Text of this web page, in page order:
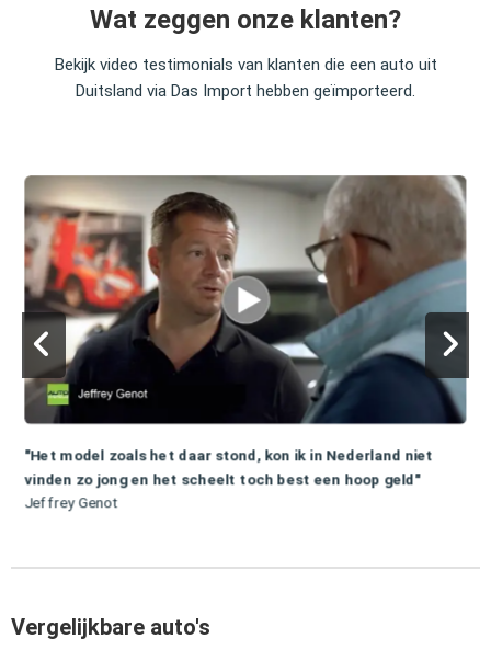
Wat zeggen onze klanten?
Bekijk video testimonials van klanten die een auto uit
Duitsland via Das Import hebben geïmporteerd.
"Het model zoals het daar stond, kon ik in Nederland niet
vinden zo jong en het scheelt toch best een hoop geld"
Jeffrey Genot
Vergelijkbare auto's